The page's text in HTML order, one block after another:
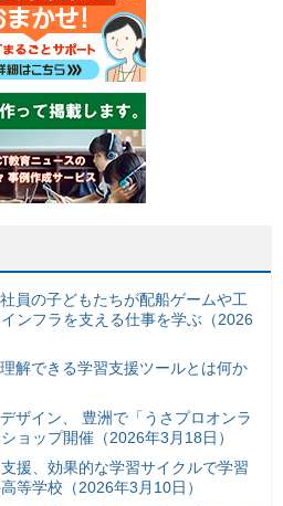
員の子どもたちが配船ゲームや工
ンフラを支える仕事を学ぶ（2026
解できる学習支援ツールとは何か
ザイン、 豊洲で「うさプロオンラ
ョップ開催（2026年3月18日）
援、効果的な学習サイクルで学習
等学校（2026年3月10日）